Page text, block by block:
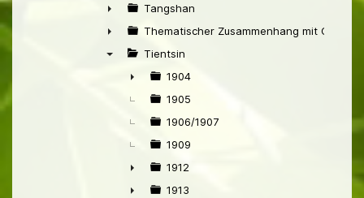
►
►
Tangshan
►
Thematischer Zusammenhang mit China
Tientsin
►
1904
1905
1906/1907
1909
►
1912
1913